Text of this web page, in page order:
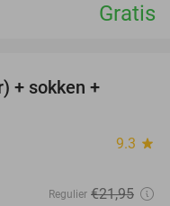
Gratis
+ sokken +
9.3 star
Regulier €21,95